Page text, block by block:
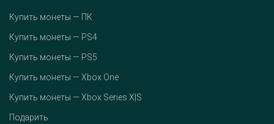
Купить монеты — ПК
Купить монеты — PS4
Купить монеты — PS5
Купить монеты — Xbox One
Купить монеты — Xbox Series X|S
Подарить